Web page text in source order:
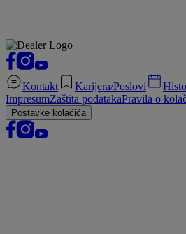
Kontakt Karijera/Poslovi
ImpresumZaštita podatakaPravila o
Postavke kolačića